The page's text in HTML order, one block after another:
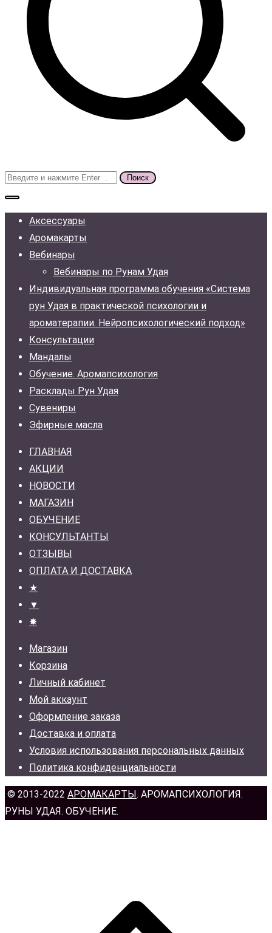
Поиск
для:
Аксессуары
Аромакарты
Вебинары
Вебинары по Рунам Удая
Индивидуальная программа обучения «Система
рун Удая в практической психологии и
ароматерапии. Нейропсихологический подход»
Консультации
Мандалы
Обучение. Аромапсихология
Расклады Рун Удая
Сувениры
Эфирные масла
ГЛАВНАЯ
АКЦИИ
НОВОСТИ
МАГАЗИН
ОБУЧЕНИЕ
КОНСУЛЬТАНТЫ
ОТЗЫВЫ
ОПЛАТА И ДОСТАВКА
★
▼
✸
Магазин
Корзина
Личный кабинет
Мой аккаунт
Оформление заказа
Доставка и оплата
Условия использования персональных данных
Политика конфиденциальности
© 2013-2022 АРОМАКАРТЫ . АРОМАПСИХОЛОГИЯ.
РУНЫ УДАЯ. ОБУЧЕНИЕ.